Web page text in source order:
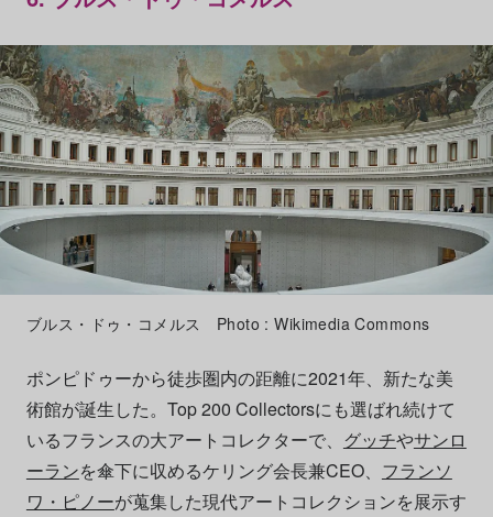
ブルス・ドゥ・コメルス Photo : Wikimedia Commons
ポンピドゥーから徒歩圏内の距離に2021年、新たな美
術館が誕生した。Top 200 Collectorsにも選ばれ続けて
いるフランスの大アートコレクターで、 グッチやサンロ
ーランを傘下に収めるケリング会長兼CEO、 フランソ
ワ・ピノーが蒐集した現代アートコレクションを展示す